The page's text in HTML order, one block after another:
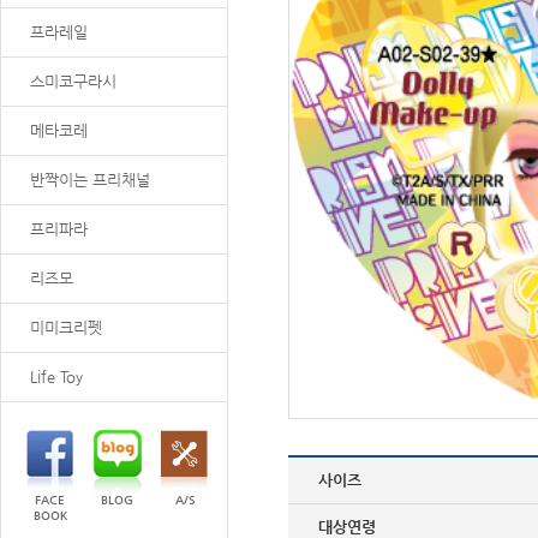
프라레일
스미코구라시
메타코레
반짝이는 프리채널
프리파라
리즈모
미미크리펫
Life Toy
FACE
BOOK
BLOG A/S
사이즈
대상연령